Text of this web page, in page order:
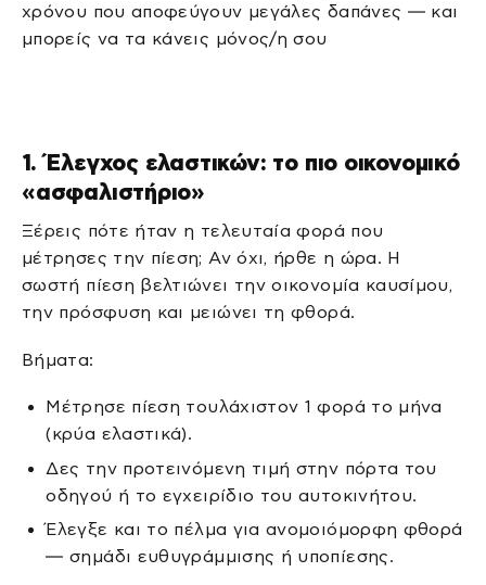
χρόνου που αποφεύγουν μεγάλες δαπάνες — και
μπορείς να τα κάνεις μόνος/η σου
1. Έλεγχος ελαστικών: το πιο οικονομικό
«ασφαλιστήριο»
Ξέρεις πότε ήταν η τελευταία φορά που
μέτρησες την πίεση; Αν όχι, ήρθε η ώρα. Η
σωστή πίεση βελτιώνει την οικονομία καυσίμου,
την πρόσφυση και μειώνει τη φθορά.
Βήματα:
Μέτρησε πίεση τουλάχιστον 1 φορά το μήνα
(κρύα ελαστικά).
Δες την προτεινόμενη τιμή στην πόρτα του
οδηγού ή το εγχειρίδιο του αυτοκινήτου.
Έλεγξε και το πέλμα για ανομοιόμορφη φθορά
— σημάδι ευθυγράμμισης ή υποπίεσης.